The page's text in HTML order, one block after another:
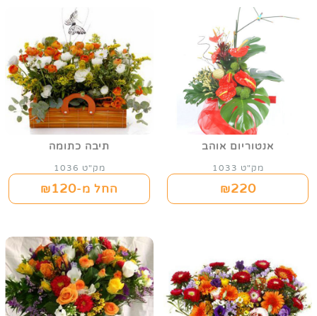
אנטוריום אוהב
מק"ט 1033
₪220
תיבה כתומה
מק"ט 1036
החל מ-₪120